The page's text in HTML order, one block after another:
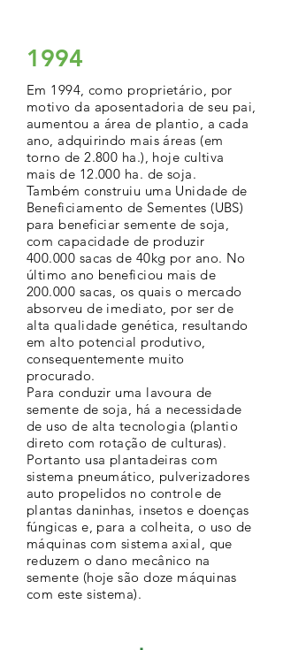
1994
Em 1994, como proprietário, por
motivo da aposentadoria de seu pai,
aumentou a área de plantio, a cada
ano, adquirindo mais áreas (em
torno de 2.800 ha.), hoje cultiva
mais de 12.000 ha. de soja.
Também construiu uma Unidade de
Beneficiamento de Sementes (UBS)
para beneficiar semente de soja,
com capacidade de produzir
400.000 sacas de 40kg por ano. No
último ano beneficiou mais de
200.000 sacas, os quais o mercado
absorveu de imediato, por ser de
alta qualidade genética, resultando
em alto potencial produtivo,
consequentemente muito
procurado.
Para conduzir uma lavoura de
semente de soja, há a necessidade
de uso de alta tecnologia (plantio
direto com rotação de culturas).
Portanto usa plantadeiras com
sistema pneumático, pulverizadores
auto propelidos no controle de
plantas daninhas, insetos e doenças
fúngicas e, para a colheita, o uso de
máquinas com sistema axial, que
reduzem o dano mecânico na
semente (hoje são doze máquinas
com este sistema).